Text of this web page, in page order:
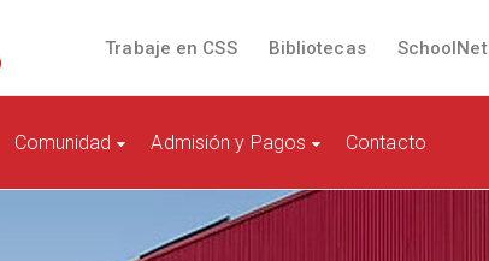
Trabaje en CSS Bibliotecas SchoolNet
Comunidad Admisión y Pagos Contacto